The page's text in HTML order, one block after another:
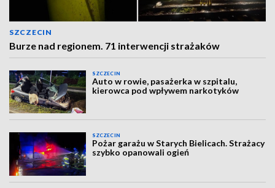
SZCZECIN
Burze nad regionem. 71 interwencji strażaków
SZCZECIN
Auto w rowie, pasażerka w szpitalu,
kierowca pod wpływem narkotyków
SZCZECIN
Pożar garażu w Starych Bielicach. Strażacy
szybko opanowali ogień